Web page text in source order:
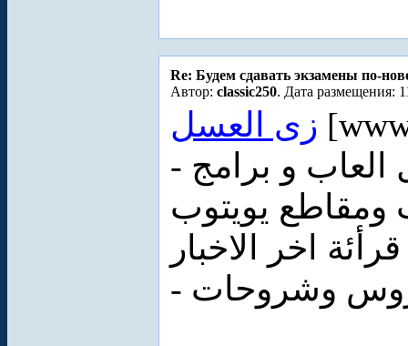
Re: Будем сдавать экзамены по-
Автор: classic250. Дата размещения:
زى العسل
- موقع كل ماهو مجاني - تحميل العاب و برامج
ومقاطع يويتوب
اخر الاخبار
وشروحات